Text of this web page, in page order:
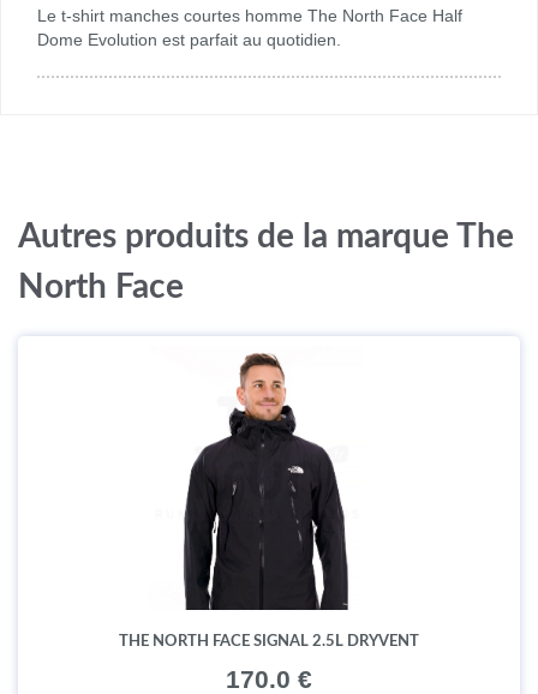
Le t-shirt manches courtes homme The North Face Half
Dome Evolution est parfait au quotidien.
Autres produits de la marque The
North Face
THE NORTH FACE SIGNAL 2.5L DRYVENT
170.0 €